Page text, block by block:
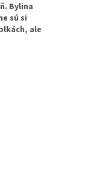
Bylina
sú si
ale